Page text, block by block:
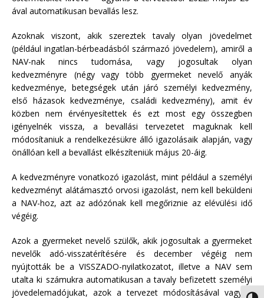
ával automatikusan bevallás lesz.
Azoknak viszont, akik szereztek tavaly olyan jövedelmet
(például ingatlan-bérbeadásból származó jövedelem), amiről a
NAV-nak nincs tudomása, vagy jogosultak olyan
kedvezményre (négy vagy több gyermeket nevelő anyák
kedvezménye, betegségek után járó személyi kedvezmény,
első házasok kedvezménye, családi kedvezmény), amit év
közben nem érvényesítettek és ezt most egy összegben
igényelnék vissza, a bevallási tervezetet maguknak kell
módosítaniuk a rendelkezésükre álló igazolásaik alapján, vagy
önállóan kell a bevallást elkészíteniük május 20-áig.
A kedvezményre vonatkozó igazolást, mint például a személyi
kedvezményt alátámasztó orvosi igazolást, nem kell beküldeni
a NAV-hoz, azt az adózónak kell megőriznie az elévülési idő
végéig.
Azok a gyermeket nevelő szülők, akik jogosultak a gyermeket
nevelők adó-visszatérítésére és december végéig nem
nyújtották be a VISSZADO-nyilatkozatot, illetve a NAV sem
utalta ki számukra automatikusan a tavaly befizetett személyi
jövedelemadójukat, azok a tervezet módosításával vagy a